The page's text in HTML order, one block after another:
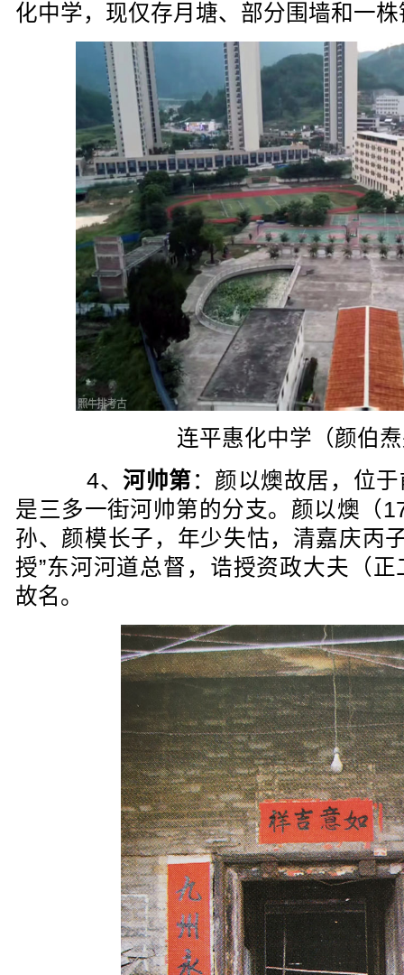
化中学，现仅存月塘、部分围墙和一
连平惠化中学（颜伯
4、河帅第：颜以燠故居，位
是三多一街河帅第的分支。颜以燠（
孙、颜模长子，年少失怙，清嘉庆丙
授”东河河道总督，诰授资政大夫（
故名。